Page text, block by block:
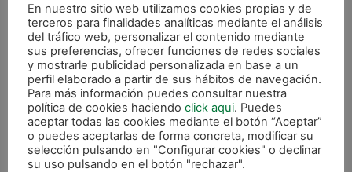
En nuestro sitio web utilizamos cookies propias y de
terceros para finalidades analíticas mediante el análisis
del tráfico web, personalizar el contenido mediante
sus preferencias, ofrecer funciones de redes sociales
y mostrarle publicidad personalizada en base a un
perfil elaborado a partir de sus hábitos de navegación.
Para más información puedes consultar nuestra
política de cookies haciendo click aqui. Puedes
aceptar todas las cookies mediante el botón “Aceptar”
o puedes aceptarlas de forma concreta, modificar su
selección pulsando en "Configurar cookies" o declinar
su uso pulsando en el botón "rechazar".